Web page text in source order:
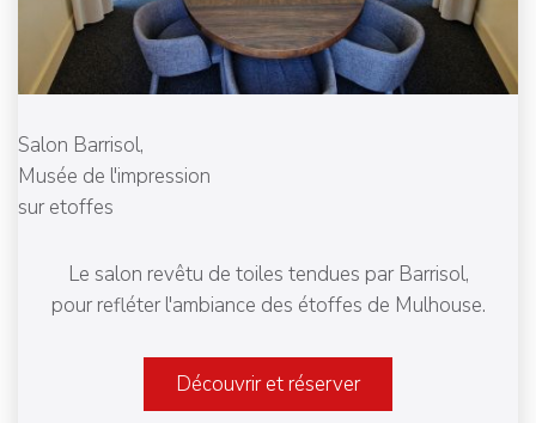
Salon Barrisol,
Musée de l'impression
sur etoffes
Le salon revêtu de toiles tendues par Barrisol,
pour refléter l'ambiance des étoffes de Mulhouse.
Découvrir et réserver